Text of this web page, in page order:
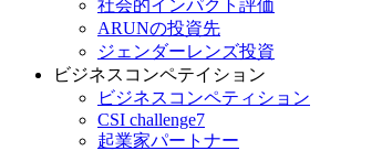
社会的インパクト評価
ARUNの投資先
ジェンダーレンズ投資
ビジネスコンペテイション
ビジネスコンペティション
CSI challenge7
起業家パートナー